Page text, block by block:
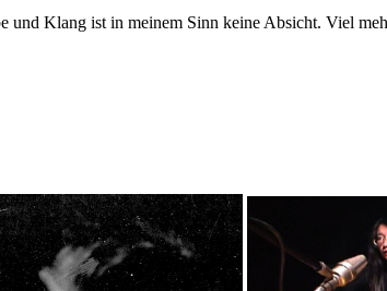
Klang ist in meinem Sinn keine Absicht. Viel